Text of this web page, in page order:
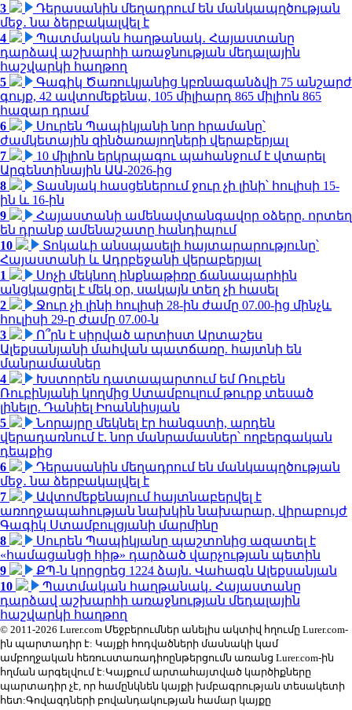
3
Դերասանին մեղադրում են մանկապղծության
մեջ․ նա ձերբակալվել է
4
Պատմական հաղթանակ․ Հայաստանը
դարձավ աշխարհի առաջնության մեդալային
հաշվարկի հաղթող
5
Գագիկ Ծառուկյանից կբռնագանձվի 75 անշարժ
գույք, 42 ավտոմեքենա, 105 միլիարդ 865 միլիոն 865
հազար դրամ
6
Սուրեն Պապիկյանի նոր հրամանը՝
ժամկետային զինծառայողների վերաբերյալ
7
10 միլիոն երկրպագու պահանջում է վտարել
Արգենտինային ԱԱ-2026-ից
8
Տասնյակ հասցեներում ջուր չի լինի՝ հուլիսի 15-
ին և 16-ին
9
Հայաստանի ամենավտանգավոր օձերը. որտեղ
են դրանք ամենաշատը հանդիպում
10
Տոկաևի անսպասելի հայտարարությունը՝
Հայաստանի և Ադրբեջանի վերաբերյալ
1
Սոչի մեկնող ինքնաթիռը ճանապարհին
անցկացրել է մեկ օր, սակայն տեղ չի հասել
2
Ջուր չի լինի հուլիսի 28-ին ժամը 07.00-ից մինչև
հուլիսի 29-ը ժամը 07.00-ն
3
Ո՞րն է սիրված արտիստ Արտաշես
Ալեքսանյանի մահվան պատճառը. հայտնի են
մանրամասներ
4
Խստորեն դատապարտում եմ Ռուբեն
Ռուբինյանի կողմից Ստամբուլում թուրք տեսած
լինելը. Դանիել Իոաննիսյան
5
Նորայրը մեկնել էր հանգստի, արդեն
վերադառնում է. նոր մանրամասներ՝ ողբերգական
դեպքից
6
Դերասանին մեղադրում են մանկապղծության
մեջ․ նա ձերբակալվել է
7
Ավտոմեքենայում հայտնաբերվել է
առողջապահության նախկին նախարար, վիրաբույժ
Գագիկ Ստամբուլցյանի մարմինը
8
Սուրեն Պապիկյանը պաշտոնից ազատել է
«համացանցի հիթ» դարձած վարչության պետին
9
ՔՊ-ն կորցրեց 1224 ձայն. Վահագն Ալեքսանյան
10
Պատմական հաղթանակ․ Հայաստանը
դարձավ աշխարհի առաջնության մեդալային
հաշվարկի հաղթող
© 2011-2026 Lurer.com Մեջբերումներ անելիս ակտիվ հղումը Lurer.com-
ին պարտադիր է: Կայքի հոդվածների մասնակի կամ
ամբողջական հեռուստառադիոընթերցումն առանց Lurer.com-ին
հղման արգելվում է:Կայքում արտահայտված կարծիքները
պարտադիր չէ, որ համընկնեն կայքի խմբագրության տեսակետի
հետ:Գովազդների բովանդակության համար կայքը